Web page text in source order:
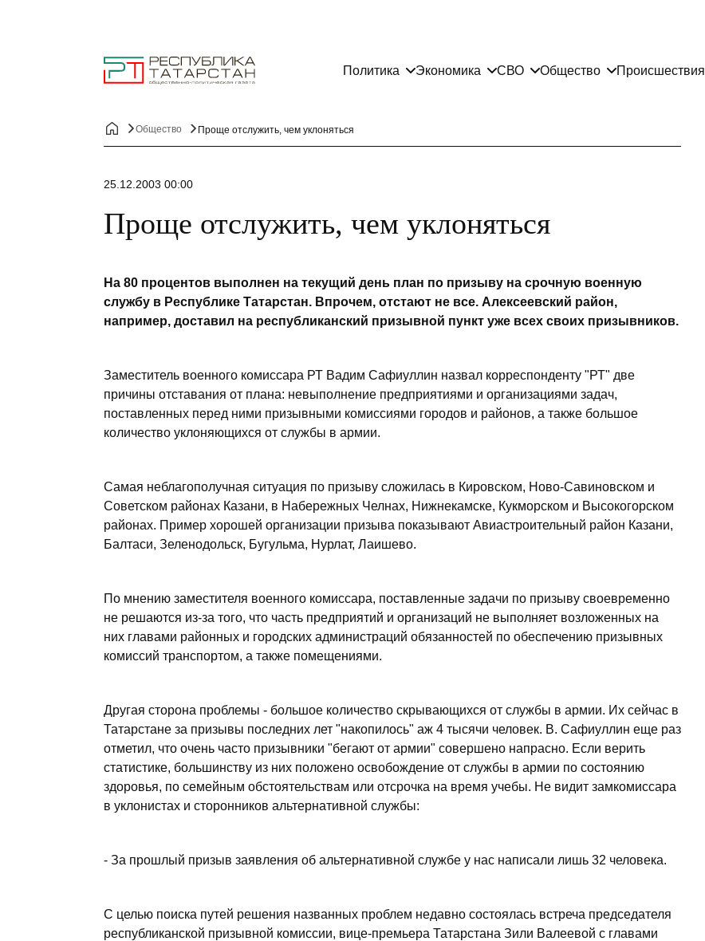
Политика Экономика СВО Общество Происшествия
Общество Проще отслужить, чем уклоняться
25.12.2003 00:00
Проще отслужить, чем уклоняться
На 80 процентов выполнен на текущий день план по призыву на срочную военную
службу в Республике Татарстан. Впрочем, отстают не все. Алексеевский район,
например, доставил на республиканский призывной пункт уже всех своих призывников.
Заместитель военного комиссара РТ Вадим Сафиуллин назвал корреспонденту "РТ" две
причины отставания от плана: невыполнение предприятиями и организациями задач,
поставленных перед ними призывными комиссиями городов и районов, а также большое
количество уклоняющихся от службы в армии.
Самая неблагополучная ситуация по призыву сложилась в Кировском, Ново-Савиновском и
Советском районах Казани, в Набережных Челнах, Нижнекамске, Кукморском и Высокогорском
районах. Пример хорошей организации призыва показывают Авиастроительный район Казани,
Балтаси, Зеленодольск, Бугульма, Нурлат, Лаишево.
По мнению заместителя военного комиссара, поставленные задачи по призыву своевременно
не решаются из-за того, что часть предприятий и организаций не выполняет возложенных на
них главами районных и городских администраций обязанностей по обеспечению призывных
комиссий транспортом, а также помещениями.
Другая сторона проблемы - большое количество скрывающихся от службы в армии. Их сейчас в
Татарстане за призывы последних лет "накопилось" аж 4 тысячи человек. В. Сафиуллин еще раз
отметил, что очень часто призывники "бегают от армии" совершено напрасно. Если верить
статистике, большинству из них положено освобождение от службы в армии по состоянию
здоровья, по семейным обстоятельствам или отсрочка на время учебы. Не видит замкомиссара
в уклонистах и сторонников альтернативной службы:
- За прошлый призыв заявления об альтернативной службе у нас написали лишь 32 человека.
С целью поиска путей решения названных проблем недавно состоялась встреча председателя
республиканской призывной комиссии, вице-премьера Татарстана Зили Валеевой с главами